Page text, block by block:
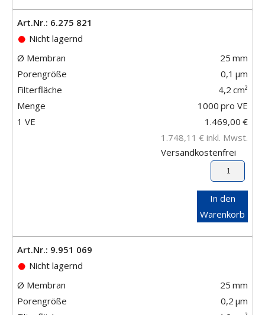
Art.Nr.: 6.275 821
Nicht lagernd
Ø Membran
25 mm
Porengröße
0,1 μm
Filterfläche
4,2 cm²
Menge
1000 pro VE
1 VE
1.469,00 €
1.748,11 € inkl. Mwst.
Versandkostenfrei
In den
Warenkorb
Art.Nr.: 9.951 069
Nicht lagernd
Ø Membran
25 mm
Porengröße
0,2 μm